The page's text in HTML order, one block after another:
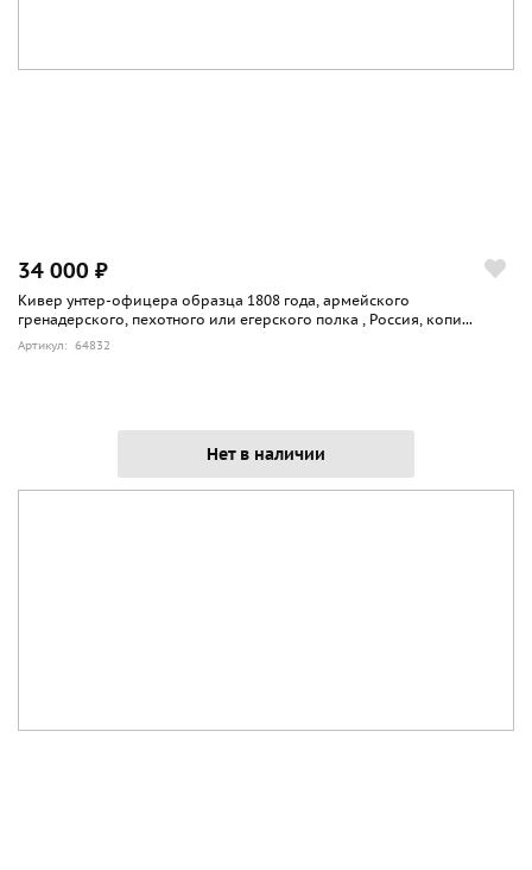
34 000 ₽
Кивер унтер-офицера образца 1808 года, армейского
гренадерского, пехотного или егерского полка , Россия, копи...
Артикул: 64832
Нет в наличии